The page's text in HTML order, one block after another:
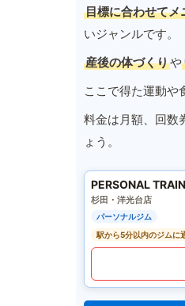
目標に合わせてメ
いジャンルです。
産後の体づくりや
ここで得た運動や
料金は月額、回数
ょう。
PERSONAL
杉田・洋光台店
パーソナルジム
駅から5分以内のジムに